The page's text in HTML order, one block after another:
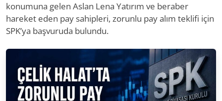
konumuna gelen Aslan Lena Yatırım ve beraber
hareket eden pay sahipleri, zorunlu pay alım teklifi için
SPK’ya başvuruda bulundu.